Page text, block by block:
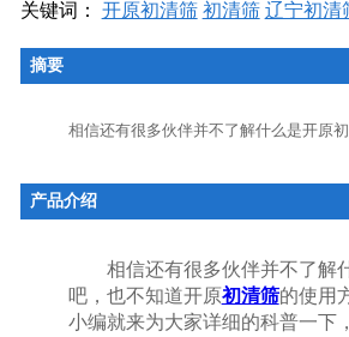
关键词： 开原初清筛 初清筛 辽宁初清
摘要
相信还有很多伙伴并不了解什么是开原
产品介绍
相信还有很多伙伴并不了解
吧，也不知道开原初清筛的使用
小编就来为大家详细的科普一下